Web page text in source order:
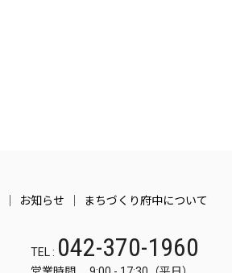
お知らせ まちづくり府中について
TEL : 042-370-1960